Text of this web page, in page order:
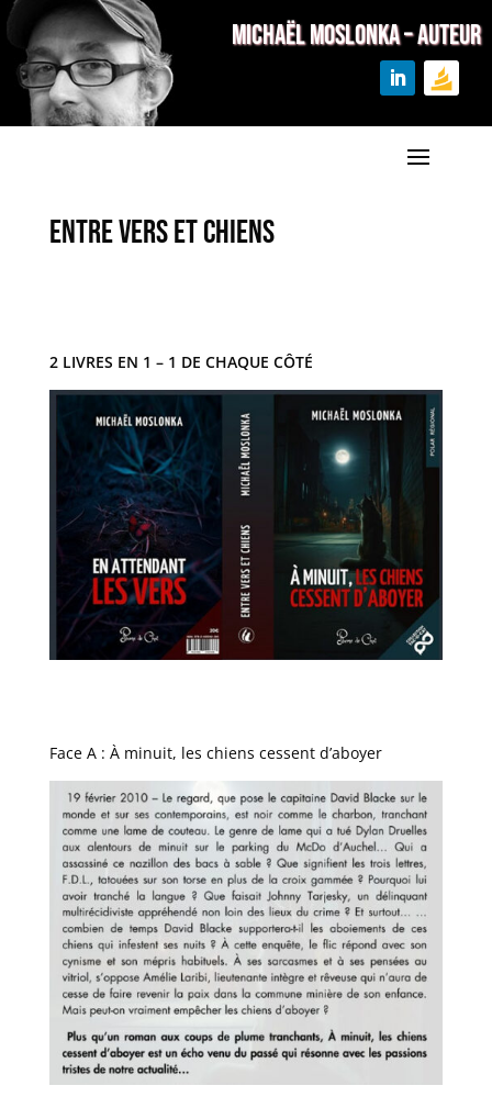
MICHAËL MOSLONKA – Auteur
Entre vers et chiens
2 LIVRES EN 1 – 1 DE CHAQUE CÔTÉ
Face A : À minuit, les chiens cessent d’aboyer